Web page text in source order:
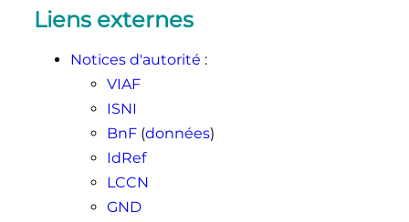
Liens externes
Notices d'autorité :
VIAF
ISNI
BnF(données)
IdRef
LCCN
GND